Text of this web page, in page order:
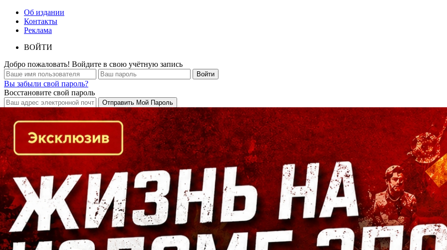
Об издании
Контакты
Реклама
ВОЙТИ
Добро пожаловать! Войдите в свою учётную запись
Вы забыли свой пароль?
Восстановите свой пароль
Кто есть кто в Байкальском регионе